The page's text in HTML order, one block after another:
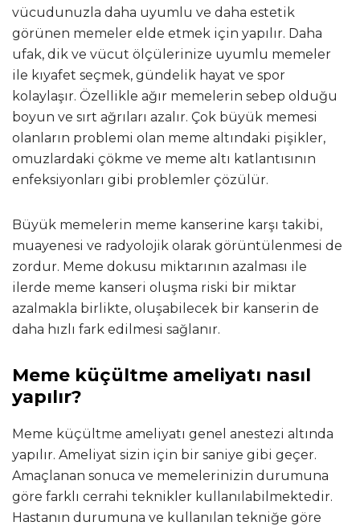
vücudunuzla daha uyumlu ve daha estetik
görünen memeler elde etmek için yapılır. Daha
ufak, dik ve vücut ölçülerinize uyumlu memeler
ile kıyafet seçmek, gündelik hayat ve spor
kolaylaşır. Özellikle ağır memelerin sebep olduğu
boyun ve sırt ağrıları azalır. Çok büyük memesi
olanların problemi olan meme altındaki pişikler,
omuzlardaki çökme ve meme altı katlantısının
enfeksiyonları gibi problemler çözülür.
Büyük memelerin meme kanserine karşı takibi,
muayenesi ve radyolojik olarak görüntülenmesi de
zordur. Meme dokusu miktarının azalması ile
ilerde meme kanseri oluşma riski bir miktar
azalmakla birlikte, oluşabilecek bir kanserin de
daha hızlı fark edilmesi sağlanır.
Meme küçültme ameliyatı nasıl
yapılır?
Meme küçültme ameliyatı genel anestezi altında
yapılır. Ameliyat sizin için bir saniye gibi geçer.
Amaçlanan sonuca ve memelerinizin durumuna
göre farklı cerrahi teknikler kullanılabilmektedir.
Hastanın durumuna ve kullanılan tekniğe göre